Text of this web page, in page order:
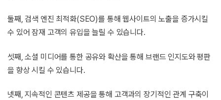
둘째, 검색 엔진 최적화(SEO)를 통해 웹사이트의 노출을 증가시킬
수 있어 잠재 고객의 유입을 늘릴 수 있습니다.
셋째, 소셜 미디어를 통한 공유와 확산을 통해 브랜드 인지도와 평판
을 향상 시킬 수 있습니다.
넷째, 지속적인 콘텐츠 제공을 통해 고객과의 장기적인 관계 구축이